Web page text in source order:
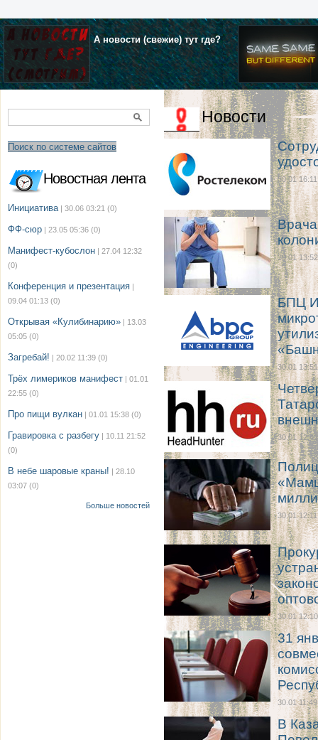
А новости (свежие) тут где?
Поиск по системе сайтов
Новостная лента
Инициатива | 30.06 03:21 (0)
ФФ-сюр | 23.05 05:36 (0)
Манифест-кубослон | 27.04 12:32
(0)
Конференция и презентация |
09.04 01:13 (0)
Открывая «Кулибинарию» | 13.03
05:05 (0)
Загребай! | 20.02 11:39 (0)
Трёх лимериков манифест | 01.01
22:55 (0)
Про пищи вулкан | 01.01 15:38 (0)
Гравировка с разбегу | 10.11 21:52
(0)
В небе шаровые краны! | 28.10
03:07 (0)
Больше новостей
Новости
30.01 16:11
30.01 13:52
БПЦ
30.01 13:51
30.01 12:41
30.01 12:11
30.01 12:10
31
30.01 11:49
В